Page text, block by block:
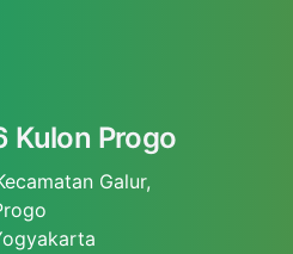
Kulon Progo
Galur,